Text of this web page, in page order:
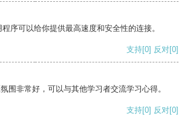
序可以给你提供最高速度和安全性的连接。
支持[0] 反对[0]
围非常好，可以与其他学习者交流学习心得。
支持[0] 反对[0]